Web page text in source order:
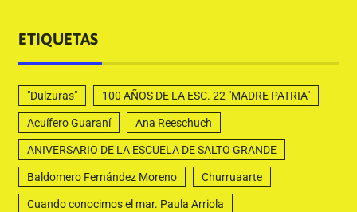
ETIQUETAS
"Dulzuras" 100 AÑOS DE LA ESC. 22 "MADRE PATRIA"
Acuífero Guaraní Ana Reeschuch
ANIVERSARIO DE LA ESCUELA DE SALTO GRANDE
Baldomero Fernández Moreno Churruaarte
Cuando conocimos el mar. Paula Arriola